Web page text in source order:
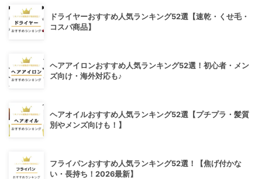
ドライヤーおすすめ人気ランキング52選【速乾・くせ毛・
コスパ商品】
ヘアアイロンおすすめ人気ランキング52選！初心者・メン
ズ向け・海外対応も♪
ヘアオイルおすすめ人気ランキング52選【プチプラ・髪質
別やメンズ向けも！】
フライパンおすすめ人気ランキング52選！【焦げ付かな
い・長持ち！2026最新】